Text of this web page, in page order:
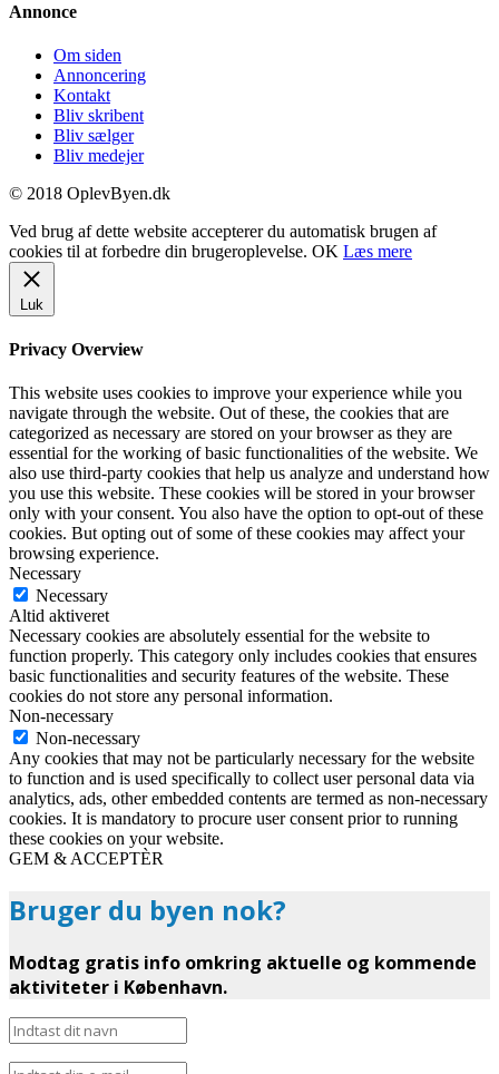
Annonce
Om siden
Annoncering
Kontakt
Bliv skribent
Bliv sælger
Bliv medejer
© 2018 OplevByen.dk
Ved brug af dette website accepterer du automatisk brugen af
cookies til at forbedre din brugeroplevelse. OK Læs mere
Luk
Privacy Overview
This website uses cookies to improve your experience while you
navigate through the website. Out of these, the cookies that are
categorized as necessary are stored on your browser as they are
essential for the working of basic functionalities of the website. We
also use third-party cookies that help us analyze and understand how
you use this website. These cookies will be stored in your browser
only with your consent. You also have the option to opt-out of these
cookies. But opting out of some of these cookies may affect your
browsing experience.
Necessary
Necessary
Altid aktiveret
Necessary cookies are absolutely essential for the website to
function properly. This category only includes cookies that ensures
basic functionalities and security features of the website. These
cookies do not store any personal information.
Non-necessary
Non-necessary
Any cookies that may not be particularly necessary for the website
to function and is used specifically to collect user personal data via
analytics, ads, other embedded contents are termed as non-necessary
cookies. It is mandatory to procure user consent prior to running
these cookies on your website.
GEM & ACCEPTÈR
Bruger du byen nok?
Modtag gratis info omkring aktuelle og kommende
aktiviteter i København.